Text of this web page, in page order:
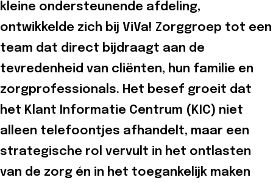
Contact
kleine ondersteunende afdeling,
ontwikkelde zich bij ViVa! Zorggroep tot een
team dat direct bijdraagt aan de
tevredenheid van cliënten, hun familie en
zorgprofessionals. Het besef groeit dat
het Klant Informatie Centrum (KIC) niet
alleen telefoontjes afhandelt, maar een
strategische rol vervult in het ontlasten
van de zorg én in het toegankelijk maken